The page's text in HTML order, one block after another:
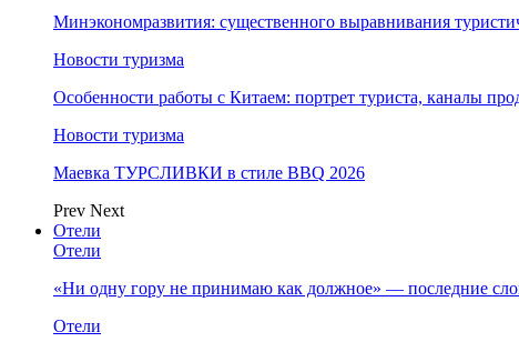
Минэкономразвития: существенного выравнивания
Новости туризма
Особенности работы с Китаем: портрет туриста, каналы
Новости туризма
Маевка ТУРСЛИВКИ в стиле BBQ 2026
Prev Next
Отели
Отели
«Ни одну гору не принимаю как должное» — последние
Отели